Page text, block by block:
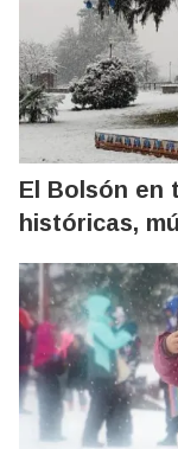
El Bolsón en
históricas,